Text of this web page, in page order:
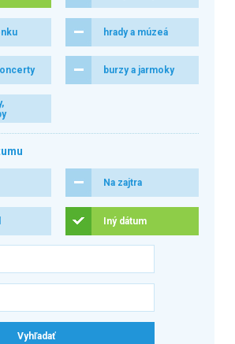
hrady a múzeá
burzy a jarmoky
Na zajtra
Iný dátum